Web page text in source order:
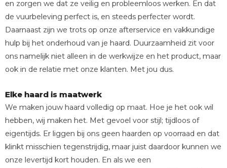
en zorgen we dat ze veilig en probleemloos werken. En dat
de vuurbeleving perfect is, en steeds perfecter wordt.
Daarnaast zijn we trots op onze afterservice en vakkundige
hulp bij het onderhoud van je haard. Duurzaamheid zit voor
ons namelijk niet alleen in de werkwijze en het product, maar
ook in de relatie met onze klanten. Met jou dus.
Elke haard is maatwerk
We maken jouw haard volledig op maat. Hoe je het ook wil
hebben, wij maken het. Met gevoel voor stijl; tijdloos of
eigentijds. Er liggen bij ons geen haarden op voorraad en dat
klinkt misschien tegenstrijdig, maar juist daardoor kunnen we
onze levertijd kort houden. En als we een